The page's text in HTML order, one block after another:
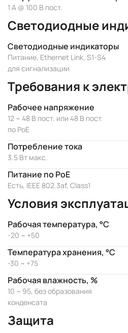
1 А @ 100 В пост.
Светодиодные
Светодиодные индикаторы
Питание, Ethernet Link, S1-S4
для сигнализации
Требования к
Рабочее напряжение
12 ~ 48 В пост. или 48 В пост.
по PoE
Потребление тока
3.5 Вт макс.
Питание по PoE
Есть, IEEE 802.3af, Class1
Условия
Рабочая температура, °C
-20 ~ +50
Температура хранения, °C
-30 ~ +75
Рабочая влажность, %
10 ~ 95, без образования
конденсата
Защита